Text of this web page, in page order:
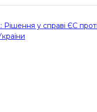
штучного дефіциту